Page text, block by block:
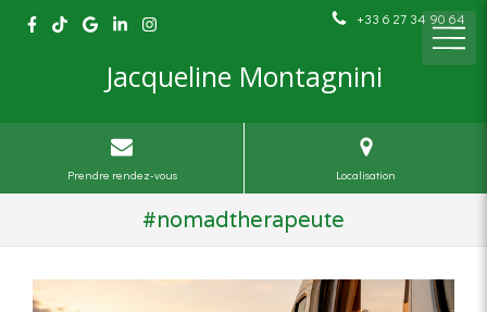
+33 6 27 34 90 64
Jacqueline Montagnini
Prendre rendez-vous Localisation
#nomadtherapeute